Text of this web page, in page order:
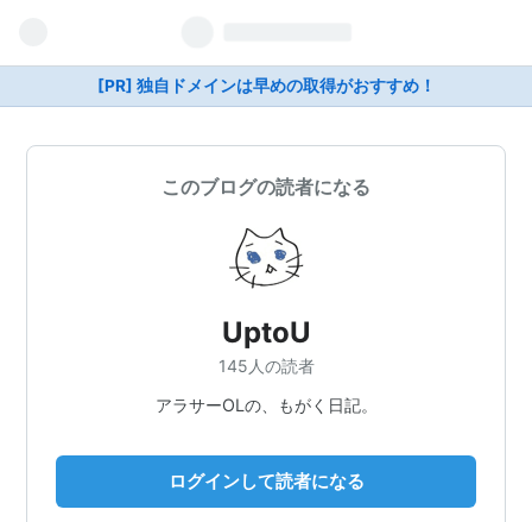
[PR] 独自ドメインは早めの取得がおすすめ！
このブログの読者になる
UptoU
145人の読者
アラサーOLの、もがく日記。
ログインして読者になる